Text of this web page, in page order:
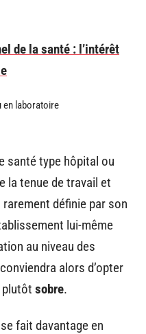
de la santé : l’intérêt
en laboratoire
santé type hôpital ou
la tenue de travail et
définie par son
lui-même
au niveau des
alors d’opter
plutôt sobre.
fait davantage en